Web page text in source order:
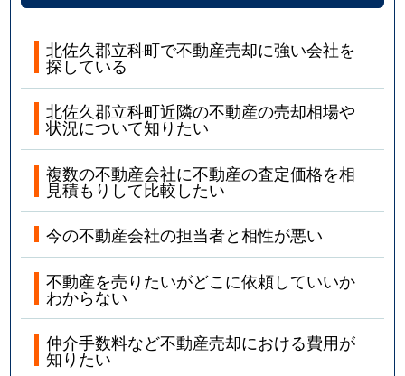
北佐久郡立科町で不動産売却に強い会社を
探している
北佐久郡立科町近隣の不動産の売却相場や
状況について知りたい
複数の不動産会社に不動産の査定価格を相
見積もりして比較したい
今の不動産会社の担当者と相性が悪い
不動産を売りたいがどこに依頼していいか
わからない
仲介手数料など不動産売却における費用が
知りたい